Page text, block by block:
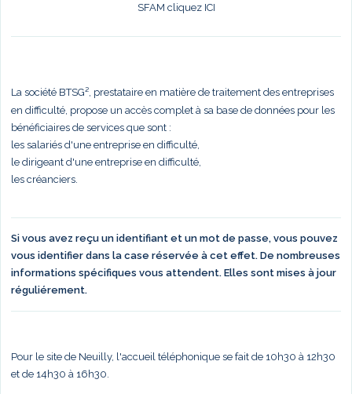
SFAM cliquez ICI
La société BTSG², prestataire en matière de traitement des entreprises
en difficulté, propose un accès complet à sa base de données pour les
bénéficiaires de services que sont :
les salariés d'une entreprise en difficulté,
le dirigeant d'une entreprise en difficulté,
les créanciers.
Si vous avez reçu un identifiant et un mot de passe, vous pouvez
vous identifier dans la case réservée à cet effet. De nombreuses
informations spécifiques vous attendent. Elles sont mises à jour
réguliérement.
Pour le site de Neuilly, l'accueil téléphonique se fait de 10h30 à 12h30
et de 14h30 à 16h30.